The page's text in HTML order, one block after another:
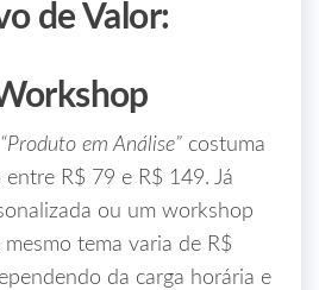
de Valor:
“Produto em Análise” costuma
entre R$ 79 e R$ 149. Já
ou um workshop
tema varia de R$
da carga horária e